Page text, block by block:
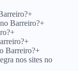
+
Barreiro?+
+
+
Barreiro?+
nos sites no